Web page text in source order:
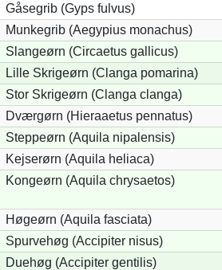
Gåsegrib (Gyps fulvus)
Munkegrib (Aegypius monachus)
Slangeørn (Circaetus gallicus)
Lille Skrigeørn (Clanga pomarina)
Stor Skrigeørn (Clanga clanga)
Dværgørn (Hieraaetus pennatus)
Steppeørn (Aquila nipalensis)
Kejserørn (Aquila heliaca)
Kongeørn (Aquila chrysaetos)
Høgeørn (Aquila fasciata)
Spurvehøg (Accipiter nisus)
Duehøg (Accipiter gentilis)